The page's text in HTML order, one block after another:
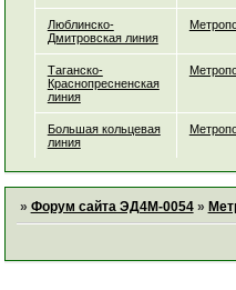
Люблинско-
Дмитровская линия
Таганско-
Краснопресненская
линия
Большая кольцевая
линия
» Форум сайта ЭД4М-0054 »